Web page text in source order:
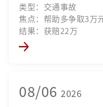
类型：交通事故
焦点：帮助多争取3万
结果：获赔22万
08/06 2026